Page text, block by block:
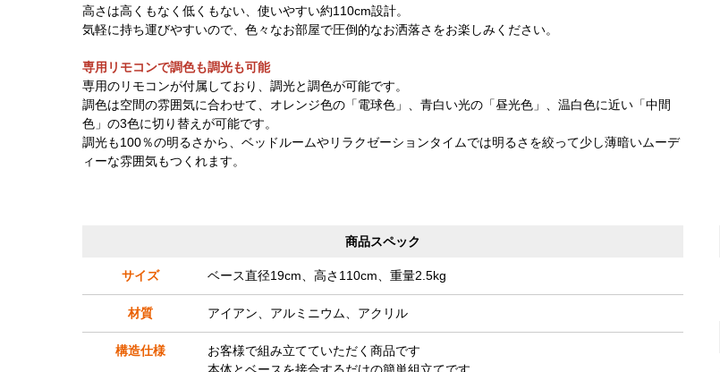
高さは高くもなく低くもない、使いやすい約110cm設計。
気軽に持ち運びやすいので、色々なお部屋で圧倒的なお洒落さをお楽しみください。
専用リモコンで調色も調光も可能
専用のリモコンが付属しており、調光と調色が可能です。
調色は空間の雰囲気に合わせて、オレンジ色の「電球色」、青白い光の「昼光色」、温白色に近い「中間
色」の3色に切り替えが可能です。
調光も100％の明るさから、ベッドルームやリラクゼーションタイムでは明るさを絞って少し薄暗いムーデ
ィーな雰囲気もつくれます。
商品スペック
サイズ ベース直径19cm、高さ110cm、重量2.5kg
材質 アイアン、アルミニウム、アクリル
構造仕様
お客様で組み立てていただく商品です
本体とベースを接合するだけの簡単組立てです